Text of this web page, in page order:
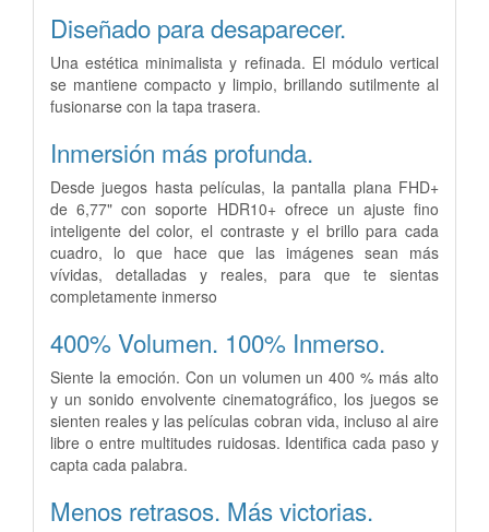
Diseñado para desaparecer.
Una estética minimalista y refinada. El módulo vertical
se mantiene compacto y limpio, brillando sutilmente al
fusionarse con la tapa trasera.
Inmersión más profunda.
Desde juegos hasta películas, la pantalla plana FHD+
de 6,77" con soporte HDR10+ ofrece un ajuste fino
inteligente del color, el contraste y el brillo para cada
cuadro, lo que hace que las imágenes sean más
vívidas, detalladas y reales, para que te sientas
completamente inmerso
400% Volumen. 100% Inmerso.
Siente la emoción. Con un volumen un 400 % más alto
y un sonido envolvente cinematográfico, los juegos se
sienten reales y las películas cobran vida, incluso al aire
libre o entre multitudes ruidosas. Identifica cada paso y
capta cada palabra.
Menos retrasos. Más victorias.